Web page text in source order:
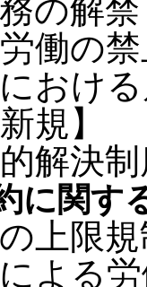
の解禁
働の
おけ
規】
解決
に関す
上限
よる